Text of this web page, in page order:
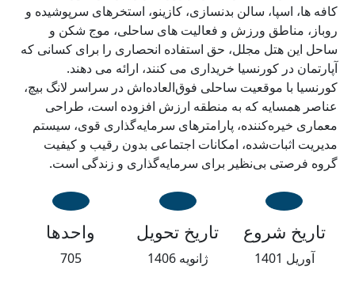
کافه ها، اسپا، سالن بدنسازی، کازینو، استخرهای سرپوشیده و
روباز، مناطق ورزش و فعالیت های ساحلی، موج شکن و
ساحل این هتل مجلل، حق استفاده انحصاری را برای کسانی که
آپارتمان در کورنسیا خریداری می کنند، ارائه می دهند.
کورنسیا با موقعیت ساحلی فوق‌العاده‌اش در سراسر لانگ بیچ،
عناصر همسایه که به منطقه ارزش افزوده است، طراحی
معماری خیره‌کننده، پارامترهای سرمایه‌گذاری قوی، سیستم
مدیریت اثبات‌شده، امکانات اجتماعی بدون رقیب و کیفیت
گروه فرصتی بی‌نظیر برای سرمایه‌گذاری و زندگی است.
تاریخ شروع
آوریل 1401
تاریخ تحویل
‌ژانویه 1406
واحدها
705